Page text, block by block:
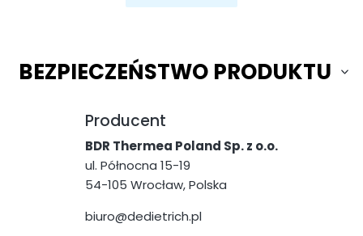
BEZPIECZEŃSTWO PRODUKTU
Producent
BDR Thermea Poland Sp. z o.o.
ul. Północna 15-19
54-105 Wrocław, Polska
biuro@dedietrich.pl